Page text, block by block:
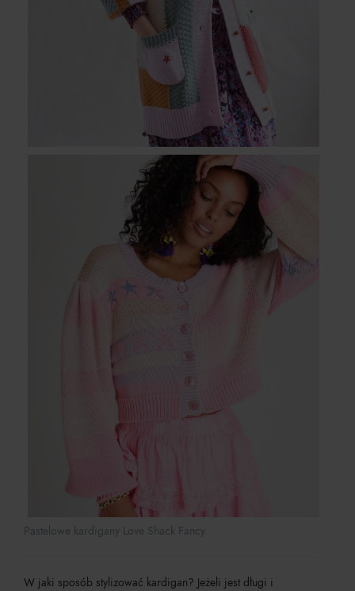
Pastelowe kardigany Love Shack Fancy
W jaki sposób stylizować kardigan? Jeżeli jest długi i